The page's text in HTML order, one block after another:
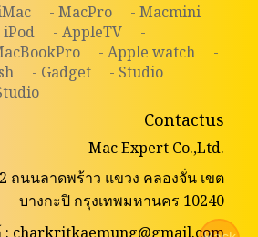
- MacPro
- Macmini
iPod - AppleTV
-
- Apple watch
-
- Gadget
- Studio
Contactus
Mac Expert Co.,Ltd.
ถนนลาดพร้าว แขวง คลองจั่น เขต
บางกะปิ กรุงเทพมหานคร 10240
: charkritkaemung@gmail.com